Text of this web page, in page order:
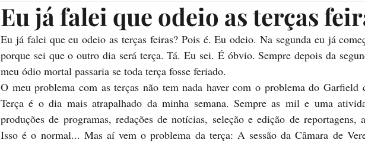
Eu já falei que odeio as terças
Eu já falei que eu odeio as terças feiras? Pois é. Eu odeio. Na segunda eu já
porque sei que o outro dia será terça. Tá. Eu sei. É óbvio. Sempre depois da
meu ódio mortal passaria se toda terça fosse feriado.
O meu problema com as terças não tem nada haver com o problema do Garfield
Terça é o dia mais atrapalhado da minha semana. Sempre as mil e uma
produções de programas, redações de notícias, seleção e edição de reportagens,
Isso é o normal... Mas aí vem o problema da terça: A sessão da Câmara de